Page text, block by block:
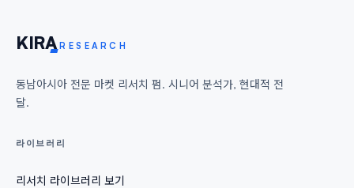
KIRA RESEARCH
동남아시아 전문 마켓 리서치 펌. 시니어 분석가, 현대적 전
달.
라이브러리
리서치 라이브러리 보기